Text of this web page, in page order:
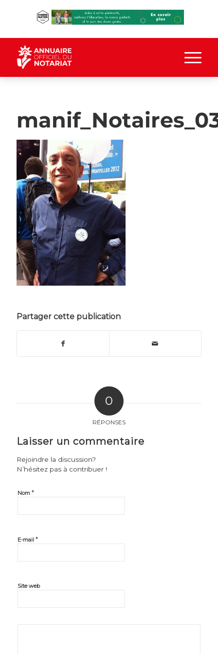
Partager cette publication
0
RÉPONSES
Laisser un commentaire
Rejoindre la discussion?
N’hésitez pas à contribuer !
Nom *
E-mail *
Site web